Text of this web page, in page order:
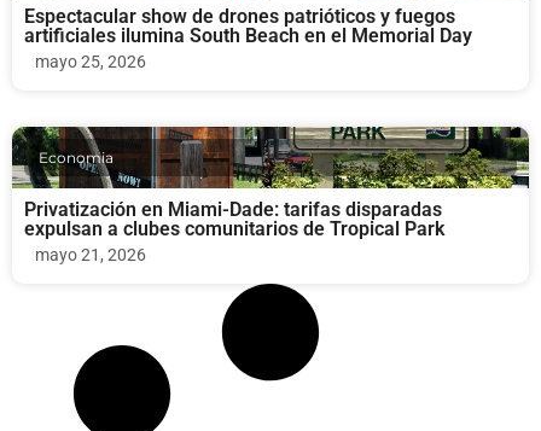
Espectacular show de drones patrióticos y fuegos
artificiales ilumina South Beach en el Memorial Day
mayo 25, 2026
Economia
Privatización en Miami-Dade: tarifas disparadas
expulsan a clubes comunitarios de Tropical Park
mayo 21, 2026